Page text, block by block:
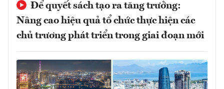
Để quyết sách tạo ra tăng trưởng:
Nâng cao hiệu quả tổ chức thực hiện các
chủ trương phát triển trong giai đoạn mới